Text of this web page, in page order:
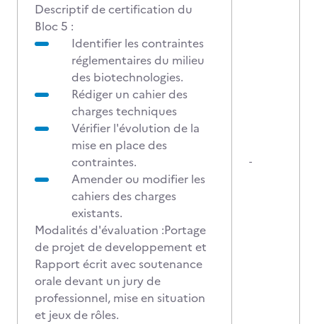
Descriptif de certification du
Bloc 5 :
Identifier les contraintes
réglementaires du milieu
des biotechnologies.
Rédiger un cahier des
charges techniques
Vérifier l'évolution de la
mise en place des
contraintes.
Amender ou modifier les
cahiers des charges
existants.
Modalités d'évaluation :Portage
de projet de developpement et
Rapport écrit avec soutenance
orale devant un jury de
professionnel, mise en situation
et jeux de rôles.
-